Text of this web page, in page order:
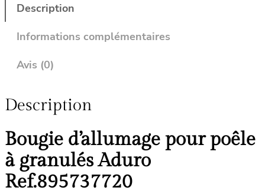
g
e
c
o
m
Description
Informations complémentaires
Avis (0)
Description
Bougie d’allumage pour poêle
à granulés Aduro
Ref.895737720